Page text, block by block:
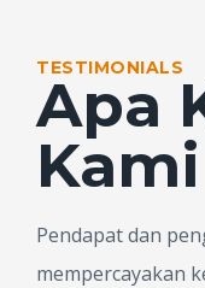
TESTIMONIALS
Apa
Kami
Pendapat dan
mempercayakan